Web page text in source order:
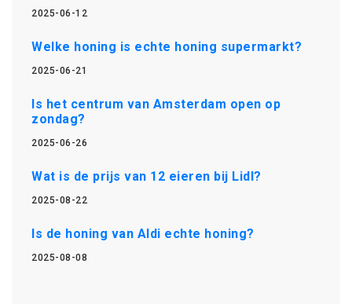
2025-06-12
Welke honing is echte honing supermarkt?
2025-06-21
Is het centrum van Amsterdam open op
zondag?
2025-06-26
Wat is de prijs van 12 eieren bij Lidl?
2025-08-22
Is de honing van Aldi echte honing?
2025-08-08